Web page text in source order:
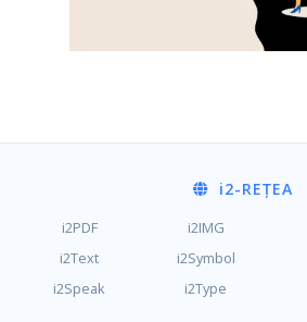
i2-REȚEA
i2PDF i2IMG
i2Text
i2Symbol
i2Speak
i2Type